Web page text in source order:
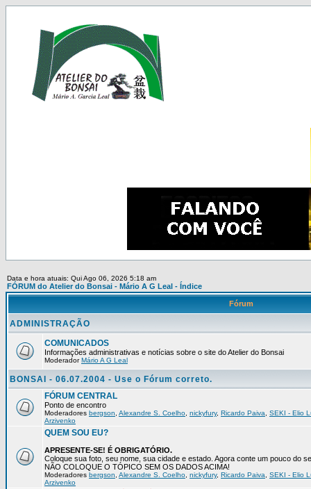
Data e hora atuais: Qui Ago 06, 2026 5:18 am
FÓRUM do Atelier do Bonsai - Mário A G Leal - Índice
Fórum
ADMINISTRAÇÃO
COMUNICADOS
Informações administrativas e notícias sobre o site do Atelier do Bonsai
ModeradorMário A G Leal
BONSAI - 06.07.2004 - Use o Fórum correto.
FÓRUM CENTRAL
Ponto de encontro
Moderadores bergson Alexandre S. Coelho nickyfury, Ricardo Paiva
SEKI - Elio
Arzivenko
QUEM SOU EU?
APRESENTE-SE! É OBRIGATÓRIO.
Coloque sua foto, seu nome, sua cidade e estado. Agora conte um pouco do
NÃO COLOQUE O TÓPICO SEM OS DADOS ACIMA!
Moderadores bergson Alexandre S. Coelho nickyfury, Ricardo Paiva
SEKI - Elio
Arzivenko